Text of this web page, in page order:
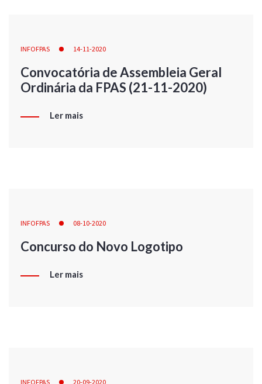
INFOFPAS 14-11-2020
Convocatória de Assembleia Geral
Ordinária da FPAS (21-11-2020)
Ler mais
INFOFPAS 08-10-2020
Concurso do Novo Logotipo
Ler mais
INFOFPAS 20-09-2020